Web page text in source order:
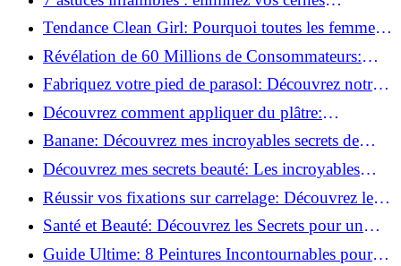
rapidement !
Tendance Clean Girl: Pourquoi toutes les femmes
l'adoptent?
Révélation de 60 Millions de Consommateurs:
Découvrez le meilleur fond de teint pour votre
peau!
Fabriquez votre pied de parasol: Découvrez notre
tutoriel facile !
Découvrez comment appliquer du plâtre:
Techniques pour un mur intérieur parfait!
Banane: Découvrez mes incroyables secrets de
beauté!
Découvrez mes secrets beauté: Les incroyables
vertus du curcuma!
Réussir vos fixations sur carrelage: Découvrez les
astuces infaillibles !
Santé et Beauté: Découvrez les Secrets pour un
Bien-être Optimal!
Guide Ultime: 8 Peintures Incontournables pour